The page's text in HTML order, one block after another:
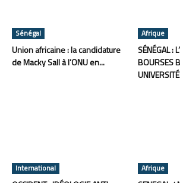
Sénégal
Union africaine : la candidature
de Macky Sall à l’ONU en...
Afrique
SÉNÉGAL :
BOURSES
International Afrique